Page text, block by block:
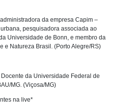
da empresa Capim –
pesquisadora associada ao
Universidade de Bonn, e membro da
e Natureza Brasil. (Porto Alegre/RS)
da Universidade Federal de
MG. (Viçosa/MG)
na live*